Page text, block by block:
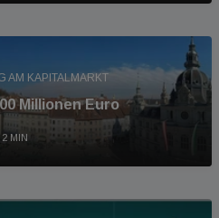
AM KAPITALMARKT
Millionen Euro
MIN